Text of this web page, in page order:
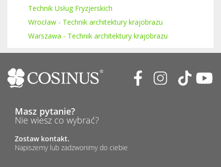
Technik Usług Fryzjerskich
Wrocław - Technik architektury krajobrazu
Warszawa - Technik architektury krajobrazu
Masz pytanie?
Nie wiesz co wybrać?
Zostaw kontakt.
Napiszemy lub zadzwonimy do ciebie